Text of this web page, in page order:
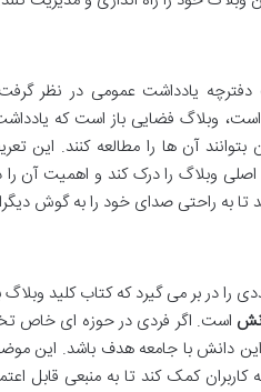
دفترچه یادداشت عمومی در نظر
وبلاگ فضایی باز است که یادداشت
آن ها را مطالعه کنند. این
وبلاگ را درک کند و اهمیت آن را
به راحتی صدای خود را به گوش
را در بر می گیرد که کتاب کلید
است. اگر فردی در حوزه ای خاص
این دانش با جامعه هدف باشد. این
کمک کند تا به منبعی قابل